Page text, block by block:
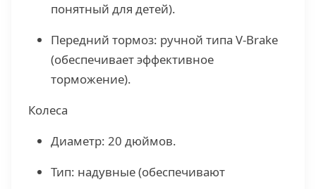
понятный для детей).
Передний тормоз: ручной типа V-Brake
(обеспечивает эффективное
торможение).
Колеса
Диаметр: 20 дюймов.
Тип: надувные (обеспечивают